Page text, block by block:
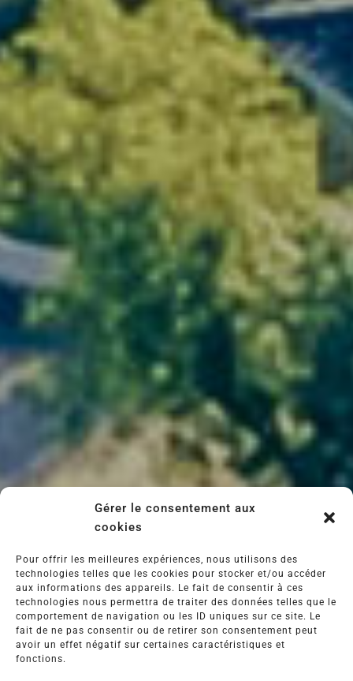
Gérer le consentement aux
cookies
Pour offrir les meilleures expériences, nous utilisons des
technologies telles que les cookies pour stocker et/ou accéder
aux informations des appareils. Le fait de consentir à ces
technologies nous permettra de traiter des données telles que le
comportement de navigation ou les ID uniques sur ce site. Le
fait de ne pas consentir ou de retirer son consentement peut
avoir un effet négatif sur certaines caractéristiques et
fonctions.
Mas de Louis
LUNEL-VIEL
Découvrir
Domaine Valinière
SAINT-DRÉZÉRY
Découvrir
Domaine Grisette des Grés
MONTPELLIER
Découvrir